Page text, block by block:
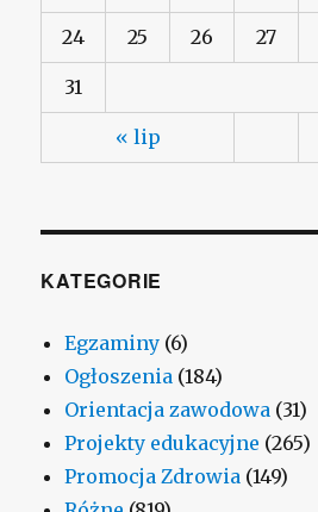
« lip
24 25 26 27
31
KATEGORIE
Egzaminy (6)
Ogłoszenia (184)
Orientacja zawodowa (31)
Projekty edukacyjne (265)
Promocja Zdrowia (149)